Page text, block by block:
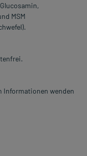
MSM
Informationen wenden